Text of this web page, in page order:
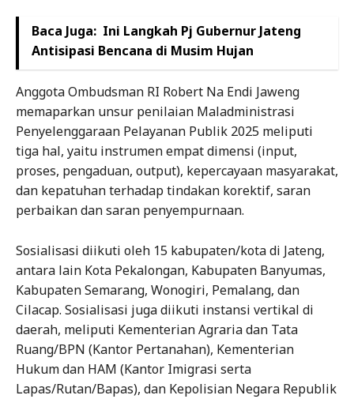
Baca Juga: Ini Langkah Pj Gubernur Jateng
Antisipasi Bencana di Musim Hujan
Anggota Ombudsman RI Robert Na Endi Jaweng
memaparkan unsur penilaian Maladministrasi
Penyelenggaraan Pelayanan Publik 2025 meliputi
tiga hal, yaitu instrumen empat dimensi (input,
proses, pengaduan, output), kepercayaan masyarakat,
dan kepatuhan terhadap tindakan korektif, saran
perbaikan dan saran penyempurnaan.
Sosialisasi diikuti oleh 15 kabupaten/kota di Jateng,
antara lain Kota Pekalongan, Kabupaten Banyumas,
Kabupaten Semarang, Wonogiri, Pemalang, dan
Cilacap. Sosialisasi juga diikuti instansi vertikal di
daerah, meliputi Kementerian Agraria dan Tata
Ruang/BPN (Kantor Pertanahan), Kementerian
Hukum dan HAM (Kantor Imigrasi serta
Lapas/Rutan/Bapas), dan Kepolisian Negara Republik